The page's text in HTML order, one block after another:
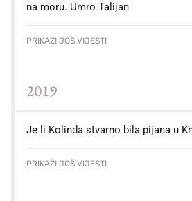
na moru. Umro Talijan
PRIKAŽI JOŠ VIJESTI
2019
Je li Kolinda stvarno bila pijana u
PRIKAŽI JOŠ VIJESTI